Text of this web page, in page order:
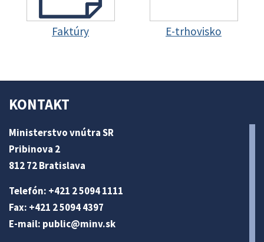
Faktúry E-trhovisko
KONTAKT
Ministerstvo vnútra SR
Pribinova 2
812 72 Bratislava
Telefón: +421 2 5094 1111
Fax: +421 2 5094 4397
E-mail: public@minv.sk